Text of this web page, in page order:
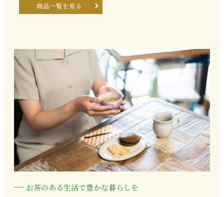
商品一覧を見る
お茶のある生活で豊かな暮らしを